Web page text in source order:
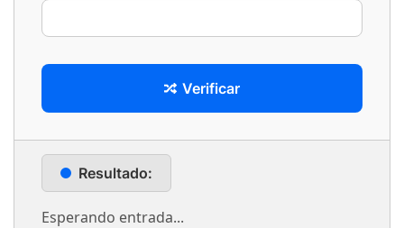
Verificar
Resultado:
Esperando entrada...